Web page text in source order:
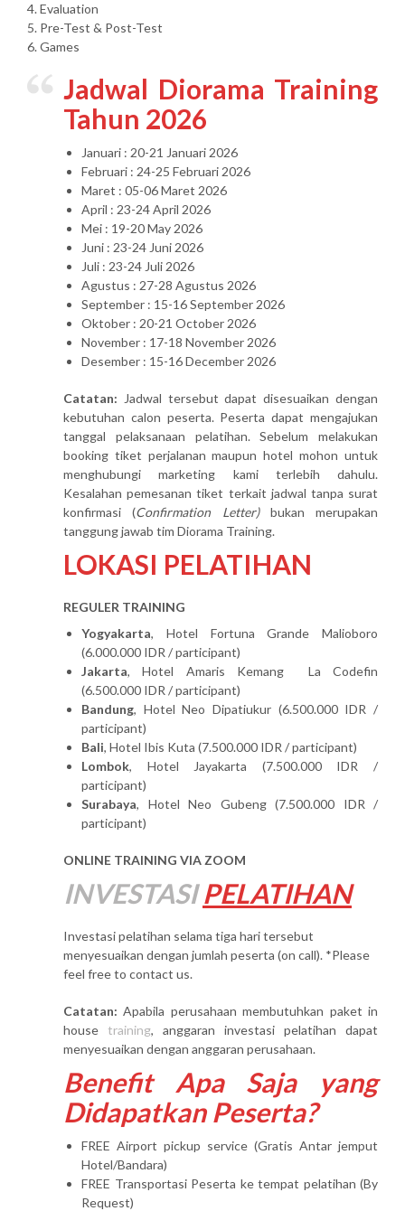
4. Evaluation
5. Pre-Test & Post-Test
6. Games
Jadwal Diorama Training
Tahun 2026
Januari : 20-21 Januari 2026
Februari : 24-25 Februari 2026
Maret : 05-06 Maret 2026
April : 23-24 April 2026
Mei : 19-20 May 2026
Juni : 23-24 Juni 2026
Juli : 23-24 Juli 2026
Agustus : 27-28 Agustus 2026
September : 15-16 September 2026
Oktober : 20-21 October 2026
November : 17-18 November 2026
Desember : 15-16 December 2026
Catatan: Jadwal tersebut dapat disesuaikan dengan
kebutuhan calon peserta. Peserta dapat mengajukan
tanggal pelaksanaan pelatihan. Sebelum melakukan
booking tiket perjalanan maupun hotel mohon untuk
menghubungi marketing kami terlebih dahulu.
Kesalahan pemesanan tiket terkait jadwal tanpa surat
konfirmasi (Confirmation Letter)bukan merupakan
tanggung jawab tim Diorama Training.
LOKASI PELATIHAN
REGULER TRAINING
Yogyakarta, Hotel Fortuna Grande Malioboro
(6.000.000 IDR / participant)
Jakarta, Hotel Amaris Kemang La Codefin
(6.500.000 IDR / participant)
Bandung, Hotel Neo Dipatiukur (6.500.000 IDR /
participant)
Bali, Hotel Ibis Kuta (7.500.000 IDR / participant)
Lombok, Hotel Jayakarta (7.500.000 IDR /
participant)
Surabaya, Hotel Neo Gubeng (7.500.000 IDR /
participant)
ONLINE TRAINING VIA ZOOM
INVESTASI PELATIHAN
Investasi pelatihan selama tiga hari tersebut
menyesuaikan dengan jumlah peserta (on call). *Please
feel free to contact us.
Catatan: Apabila perusahaan membutuhkan paket in
house training, anggaran investasi pelatihan dapat
menyesuaikan dengan anggaran perusahaan.
Benefit Apa Saja yang
Didapatkan Peserta?
FREE Airport pickup service (Gratis Antar jemput
Hotel/Bandara)
FREE Transportasi Peserta ke tempat pelatihan (By
Request)